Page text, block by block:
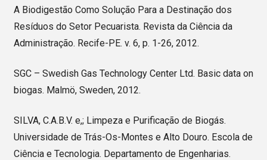
A Biodigestão Como Solução Para a Destinação dos
Resíduos do Setor Pecuarista. Revista da Ciência da
Administração. Recife-PE. v. 6, p. 1-26, 2012.
SGC – Swedish Gas Technology Center Ltd. Basic data on
biogas. Malmö, Sweden, 2012.
SILVA, C.A.B.V. e,; Limpeza e Purificação de Biogás.
Universidade de Trás-Os-Montes e Alto Douro. Escola de
Ciência e Tecnologia. Departamento de Engenharias.